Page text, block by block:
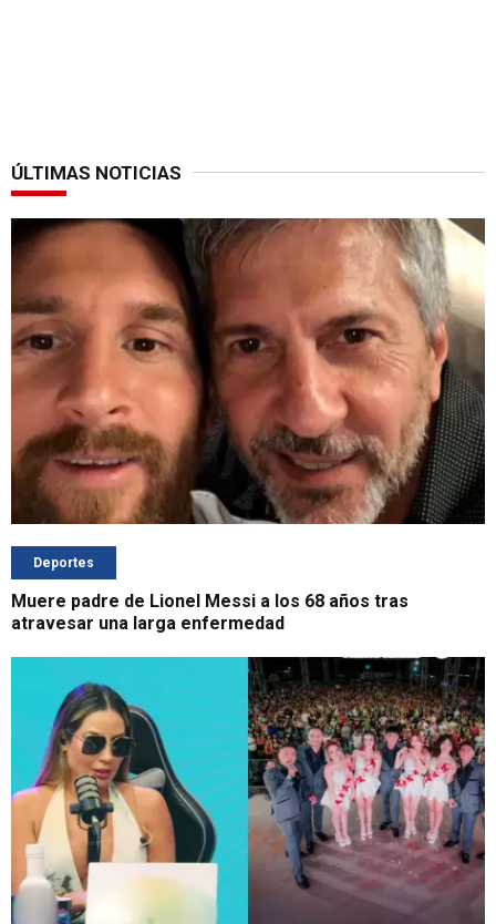
ÚLTIMAS NOTICIAS
Deportes
Muere padre de Lionel Messi a los 68 años tras
atravesar una larga enfermedad